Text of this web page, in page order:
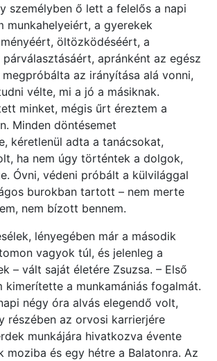
személyben ő lett a felelős a napi
munkahelyeiért, a gyerekek
öltözködéséért, a
apránként az egész
az irányítása alá vonni,
vélte, mi a jó a másiknak.
minket, mégis űrt éreztem a
Minden döntésemet
kéretlenül adta a tanácsokat,
ha nem úgy történtek a dolgok,
Óvni, védeni próbált a külvilággal
burokban tartott – nem merte
nem bízott bennem.
lényegében már a második
vagyok túl, és jelenleg a
– vált saját életére Zsuzsa. – Első
kimerítette a munkamániás fogalmát.
négy óra alvás elegendő volt,
részében az orvosi karrierjére
munkájára hivatkozva évente
moziba és egy hétre a Balatonra. Az